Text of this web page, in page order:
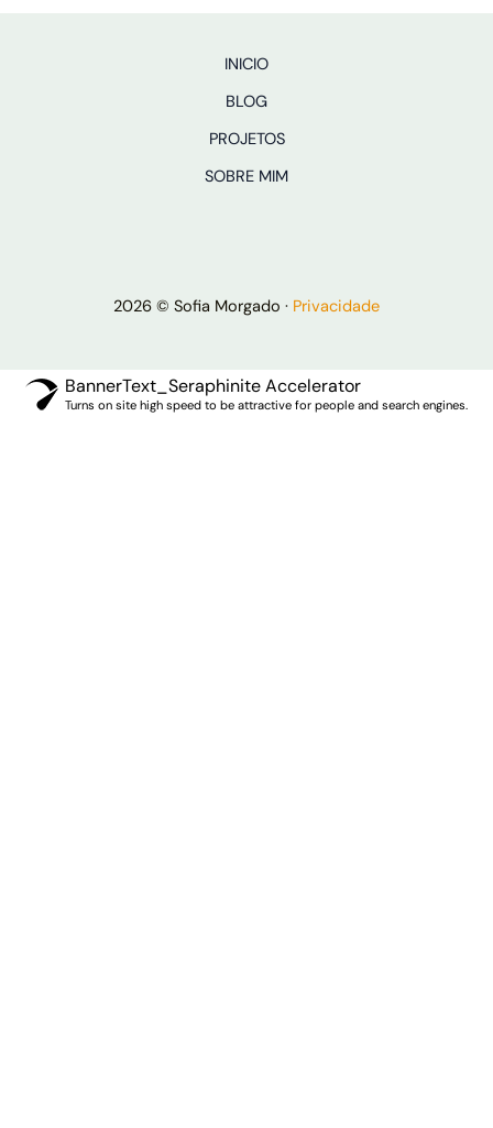
INICIO
BLOG
PROJETOS
SOBRE MIM
2026 © Sofia Morgado · Privacidade
BannerText_Seraphinite Accelerator
Turns on site high speed to be attractive for people and search engines.